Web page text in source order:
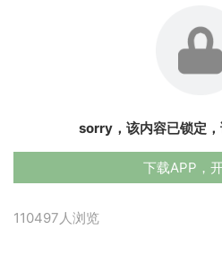
sorry，该内容已锁定
下载APP，
110497人浏览